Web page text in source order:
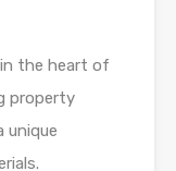
in the heart of
property
unique